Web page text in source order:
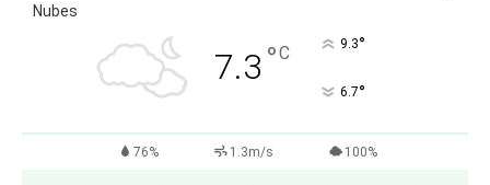
Nubes
7.3 °C 9.3°
6.7°
76% 1.3m/s 100%